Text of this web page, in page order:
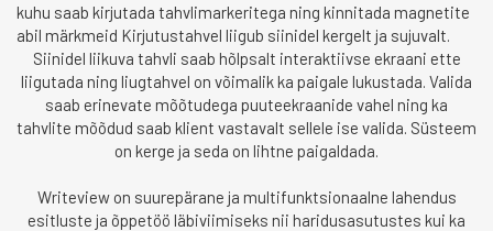
kuhu saab kirjutada tahvlimarkeritega ning kinnitada magnetite
abil märkmeid Kirjutustahvel liigub siinidel kergelt ja sujuvalt.
Siinidel liikuva tahvli saab hõlpsalt interaktiivse ekraani ette
liigutada ning liugtahvel on võimalik ka paigale lukustada. Valida
saab erinevate mõõtudega puuteekraanide vahel ning ka
tahvlite mõõdud saab klient vastavalt sellele ise valida. Süsteem
on kerge ja seda on lihtne paigaldada.
Writeview on suurepärane ja multifunktsionaalne lahendus
esitluste ja õppetöö läbiviimiseks nii haridusasutustes kui ka